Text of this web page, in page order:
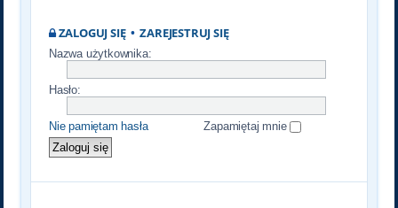
ZALOGUJ SIĘ•ZAREJESTRUJ SIĘ
Nazwa użytkownika:
Hasło:
Nie pamiętam hasła Zapamiętaj mnie